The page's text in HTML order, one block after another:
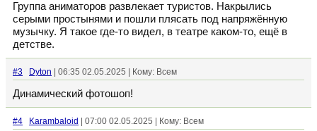
Группа аниматоров развлекает туристов. Накрылись
серыми простынями и пошли плясать под напряжённую
музычку. Я такое где-то видел, в театре каком-то, ещё в
детстве.
#3 Dyton | 06:35 02.05.2025 | Кому: Всем
Динамический фотошоп!
#4 Karambaloid | 07:00 02.05.2025 | Кому: Всем